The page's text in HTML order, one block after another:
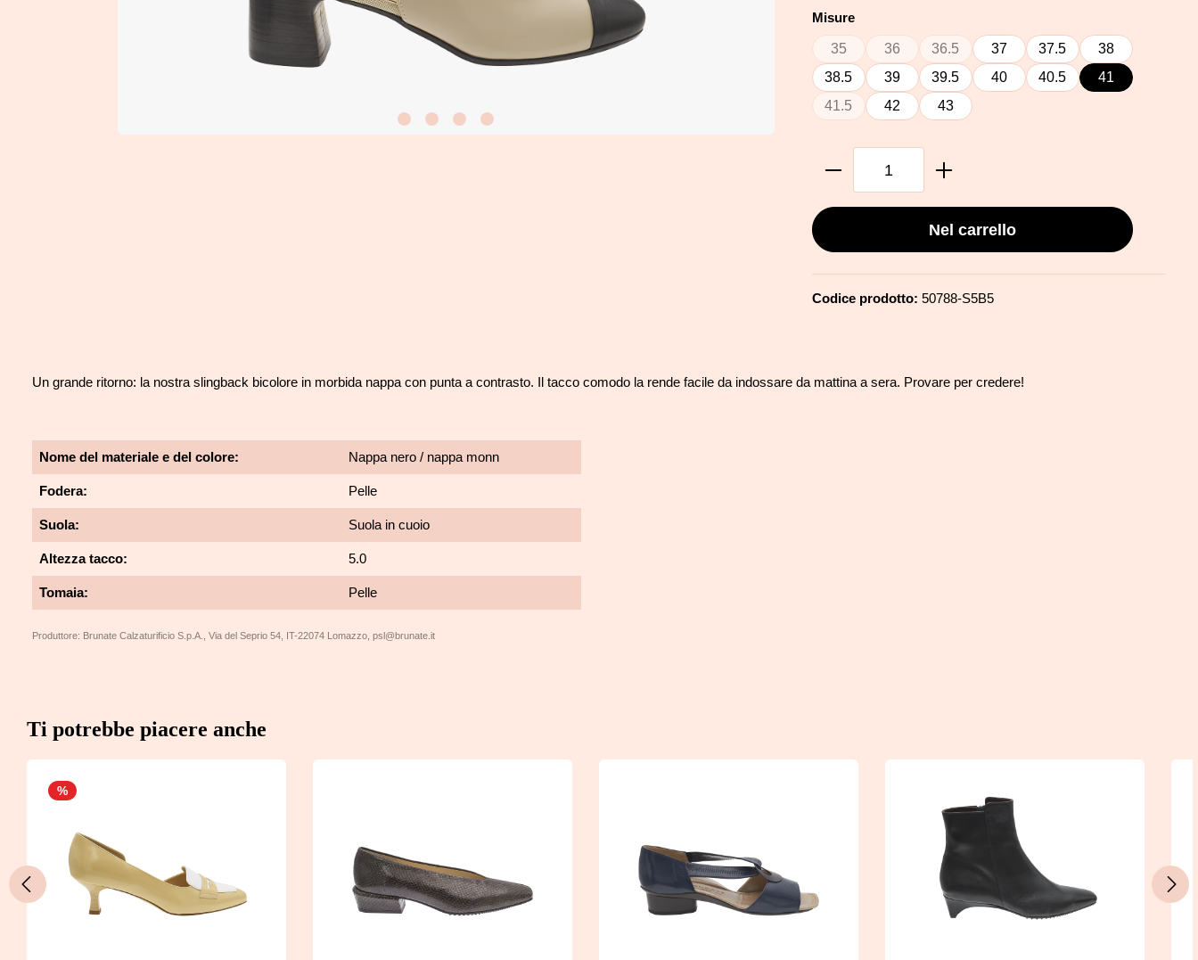
Seleziona
Misure
35
(Questa opzione non è al momento disponibile.)
36
(Questa opzione non è al momento disponibile.)
36.5
(Questa opzione non è al momento
37 37.5
38
38.5
39 39.5 40 40.5
41
41.5
(Questa opzione non è al momento disponibile.)
42 43
Quantità del prodotto: inserisci la
Nel carrello
Codice prodotto: 50788-S5B5
Un grande ritorno: la nostra slingback bicolore in morbida nappa con punta a contrasto. Il tacco comodo la rende facile da indossare da mattina a sera. Provare per credere!
Nome del materiale e del colore: Nappa nero / nappa monn
Fodera: Pelle
Suola: Suola in cuoio
Altezza tacco: 5.0
Tomaia: Pelle
Produttore: Brunate Calzaturificio S.p.A., Via del Seprio 54, IT-22074 Lomazzo, psl@brunate.it
Salta la galleria dei prodotti
Ti potrebbe piacere anche
Sconto
%